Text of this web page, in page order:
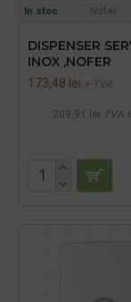
In stoc Nofer
DISPENSER
INOX ,NOFER
173,48 lei + TVA
209,91 lei TVA